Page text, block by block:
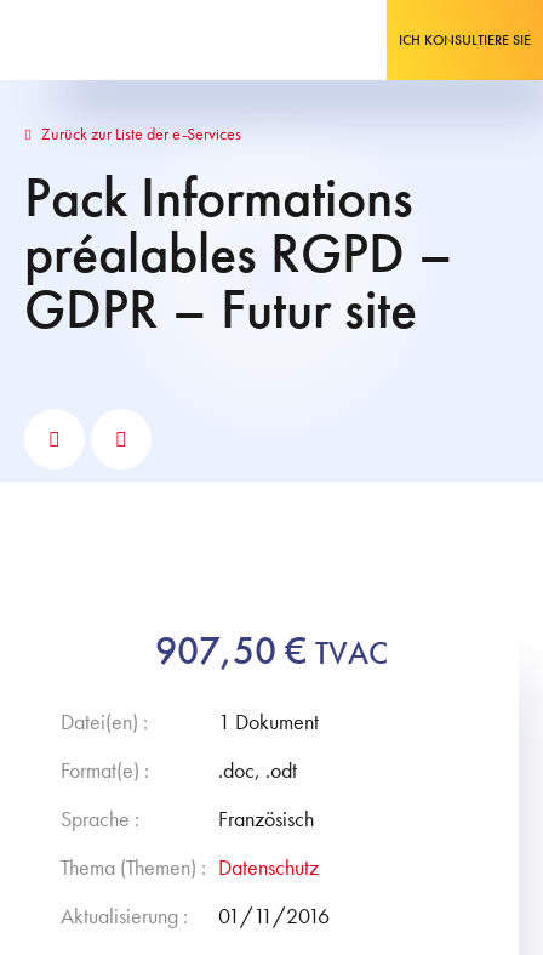
ICH KONSULTIERE SIE
Zurück zur Liste der e-Services
Pack Informations
préalables RGPD –
GDPR – Futur site
907,50€ TVAC
Datei(en) :
1 Dokument
Format(e) :
.doc, .odt
Sprache :
Französisch
Thema (Themen) : Datenschutz
Aktualisierung :
01/11/2016